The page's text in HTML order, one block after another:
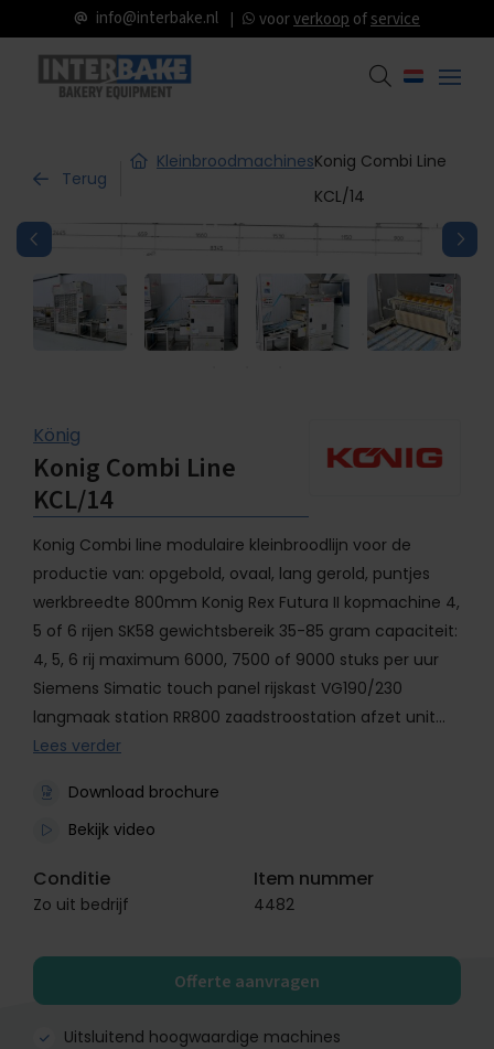
info@interbake.nl voorverkoop ofservice
Terug
KleinbroodmachinesKonig Combi Line
KCL/14
König
Konig Combi Line
KCL/14
Konig Combi line modulaire kleinbroodlijn voor de
productie van: opgebold, ovaal, lang gerold, puntjes
werkbreedte 800mm Konig Rex Futura II kopmachine 4,
5 of 6 rijen SK58 gewichtsbereik 35-85 gram capaciteit:
4, 5, 6 rij maximum 6000, 7500 of 9000 stuks per uur
Siemens Simatic touch panel rijskast VG190/230
langmaak station RR800 zaadstroostation afzet unit…
Lees verder
Download brochure
Bekijk video
Conditie
Zo uit bedrijf
Item nummer
4482
Offerte aanvragen
Uitsluitend hoogwaardige machines